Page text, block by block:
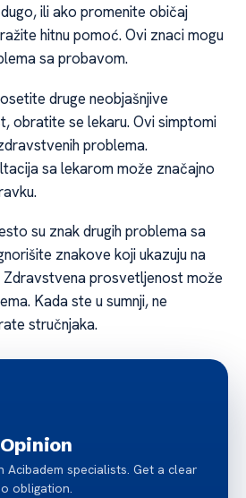
ili ako promenite običaj
hitnu pomoć. Ovi znaci mogu
sa probavom.
druge neobjašnjive
obratite se lekaru. Ovi simptomi
problema.
sa lekarom može značajno
su znak drugih problema sa
znakove koji ukazuju na
Zdravstvena prosvetljenost može
Kada ste u sumnji, ne
stručnjaka.
Acibadem specialists. Get a clear
obligation.